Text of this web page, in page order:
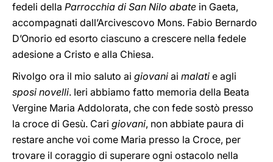
fedeli della Parrocchia di San Nilo abate in Gaeta,
accompagnati dall’Arcivescovo Mons. Fabio Bernardo
D’Onorio ed esorto ciascuno a crescere nella fedele
adesione a Cristo e alla Chiesa.
Rivolgo ora il mio saluto ai giovani ai malati e agli
sposi novelli. Ieri abbiamo fatto memoria della Beata
Vergine Maria Addolorata, che con fede sostò presso
la croce di Gesù. Cari giovani, non abbiate paura di
restare anche voi come Maria presso la Croce, per
trovare il coraggio di superare ogni ostacolo nella